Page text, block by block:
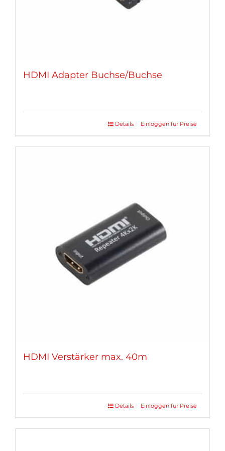
HDMI Adapter Buchse/Buchse
Einloggen für Preise
Details
HDMI Verstärker max. 40m
Einloggen für Preise
Details